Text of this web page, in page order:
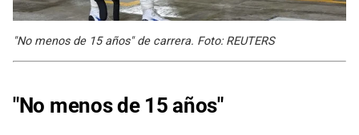
"No menos de 15 años" de carrera. Foto: REUTERS
"No menos de 15 años"